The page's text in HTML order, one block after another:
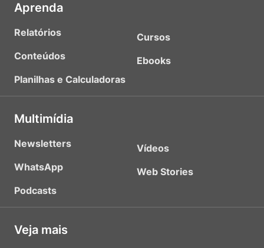
Aprenda
Relatórios
Conteúdos
Planilhas e Calculadoras
Cursos
Ebooks
Multimídia
Newsletters
WhatsApp
Podcasts
Vídeos
Web Stories
Veja mais